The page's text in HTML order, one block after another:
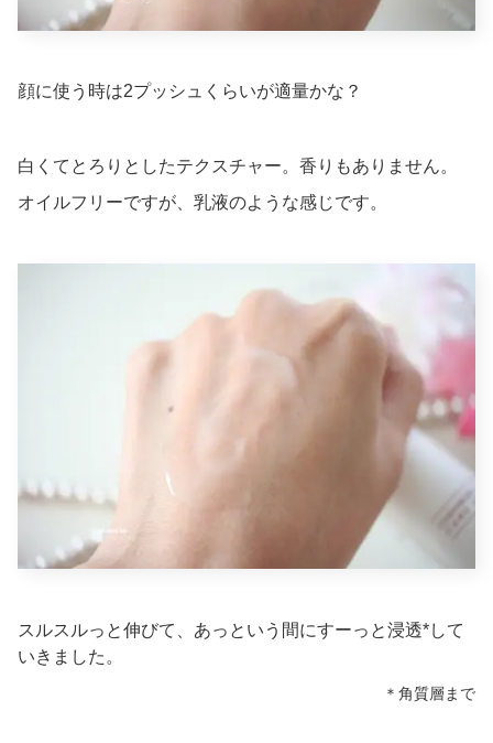
顔に使う時は2プッシュくらいが適量かな？
白くてとろりとしたテクスチャー。香りもありません。
オイルフリーですが、乳液のような感じです。
スルスルっと伸びて、あっという間にすーっと浸透*して
いきました。
＊角質層まで